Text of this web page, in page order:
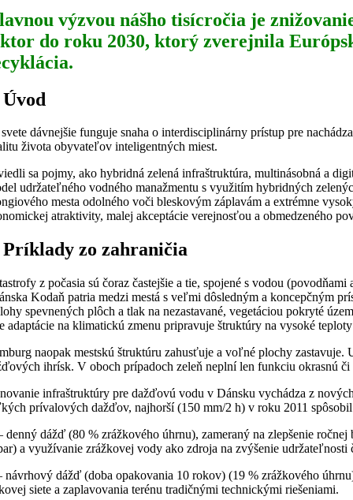
výzvou nášho tisícročia je
do roku 2030, ktorý zverejnila
dávnejšie funguje snaha o interdisciplinárny prístup pre
života obyvateľov inteligentných miest.
sa pojmy, ako hybridná zelená infraštruktúra, multinásobná a
udržateľného vodného manažmentu s využitím hybridných
mesta odolného voči bleskovým záplavám a extrémne
atraktivity, malej akceptácie verejnosťou a obmedzeného
zo zahraničia
z počasia sú čoraz častejšie a tie, spojené s vodou
Kodaň patria medzi mestá s veľmi dôsledným a koncepčným
spevnených plôch a tlak na nezastavané, vegetáciou pokryté
adaptácie na klimatickú zmenu pripravuje štruktúry na vysoké
naopak mestskú štruktúru zahusťuje a voľné plochy
ihrísk. V oboch prípadoch zeleň neplní len funkciu okrasnú
infraštruktúry pre dažďovú vodu v Dánsku vychádza z
prívalových dažďov, najhorší (150 mm/2 h) v roku 2011
denný dážď (80 % zrážkového úhrnu), zameraný na zlepšenie
a využívanie zrážkovej vody ako zdroja na zvýšenie udržateľnosti
návrhový dážď (doba opakovania 10 rokov) (19 % zrážkového
siete a zaplavovania terénu tradičnými technickými riešeniami.